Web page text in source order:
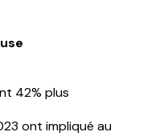
42% plus
ont impliqué au